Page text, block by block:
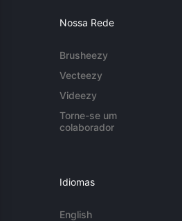
Nossa Rede
Brusheezy
Vecteezy
Videezy
Torne-se um
colaborador
Idiomas
English